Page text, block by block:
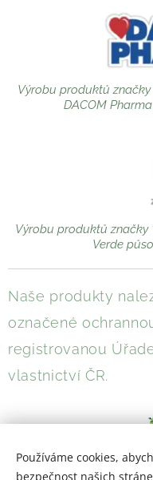
Výrobu produktů značky
DACOM
Výrobu produktů značky
Verde
Naše produkty
označené
registrovanou
vlastnictví ČR.
Používáme cookies,
bezpečnost našich